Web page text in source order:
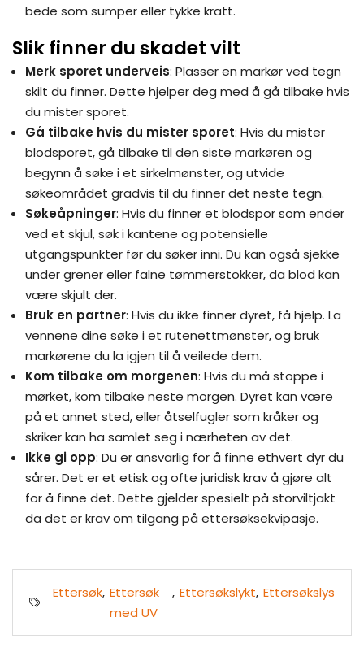
bede som sumper eller tykke kratt.
Slik finner du skadet vilt
Merk sporet underveis: Plasser en markør ved tegn
skilt du finner. Dette hjelper deg med å gå tilbake hvis
du mister sporet.
Gå tilbake hvis du mister sporet: Hvis du mister
blodsporet, gå tilbake til den siste markøren og
begynn å søke i et sirkelmønster, og utvide
søkeområdet gradvis til du finner det neste tegn.
Søkeåpninger: Hvis du finner et blodspor som ender
ved et skjul, søk i kantene og potensielle
utgangspunkter før du søker inni. Du kan også sjekke
under grener eller falne tømmerstokker, da blod kan
være skjult der.
Bruk en partner: Hvis du ikke finner dyret, få hjelp. La
vennene dine søke i et rutenettmønster, og bruk
markørene du la igjen til å veilede dem.
Kom tilbake om morgenen: Hvis du må stoppe i
mørket, kom tilbake neste morgen. Dyret kan være
på et annet sted, eller åtselfugler som kråker og
skriker kan ha samlet seg i nærheten av det.
Ikke gi opp: Du er ansvarlig for å finne ethvert dyr du
sårer. Det er et etisk og ofte juridisk krav å gjøre alt
for å finne det. Dette gjelder spesielt på storviltjakt
da det er krav om tilgang på ettersøksekvipasje.
Ettersøk, Ettersøk
med UV
, Ettersøkslykt, Ettersøkslys